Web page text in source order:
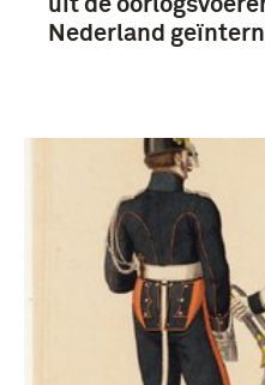
uit de
Nederland